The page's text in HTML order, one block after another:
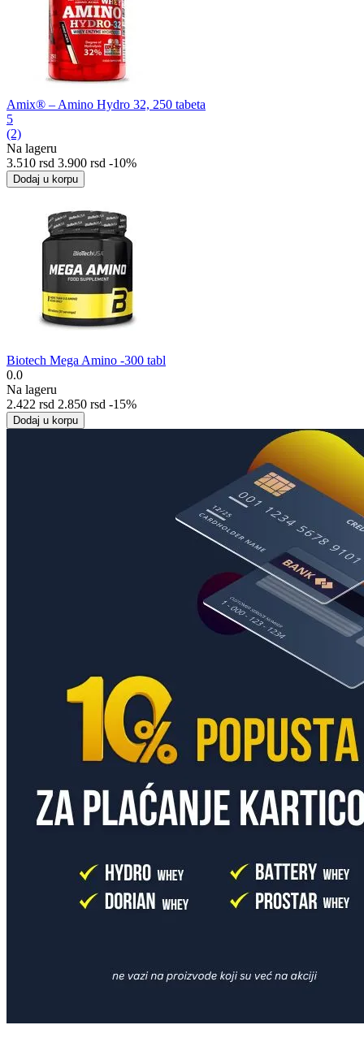
Amix® – Amino Hydro 32, 250 tabeta
5
(2)
Na lageru
3.510 rsd 3.900 rsd -10%
Dodaj u korpu
Biotech Mega Amino -300 tabl
0.0
Na lageru
2.422 rsd 2.850 rsd -15%
Dodaj u korpu